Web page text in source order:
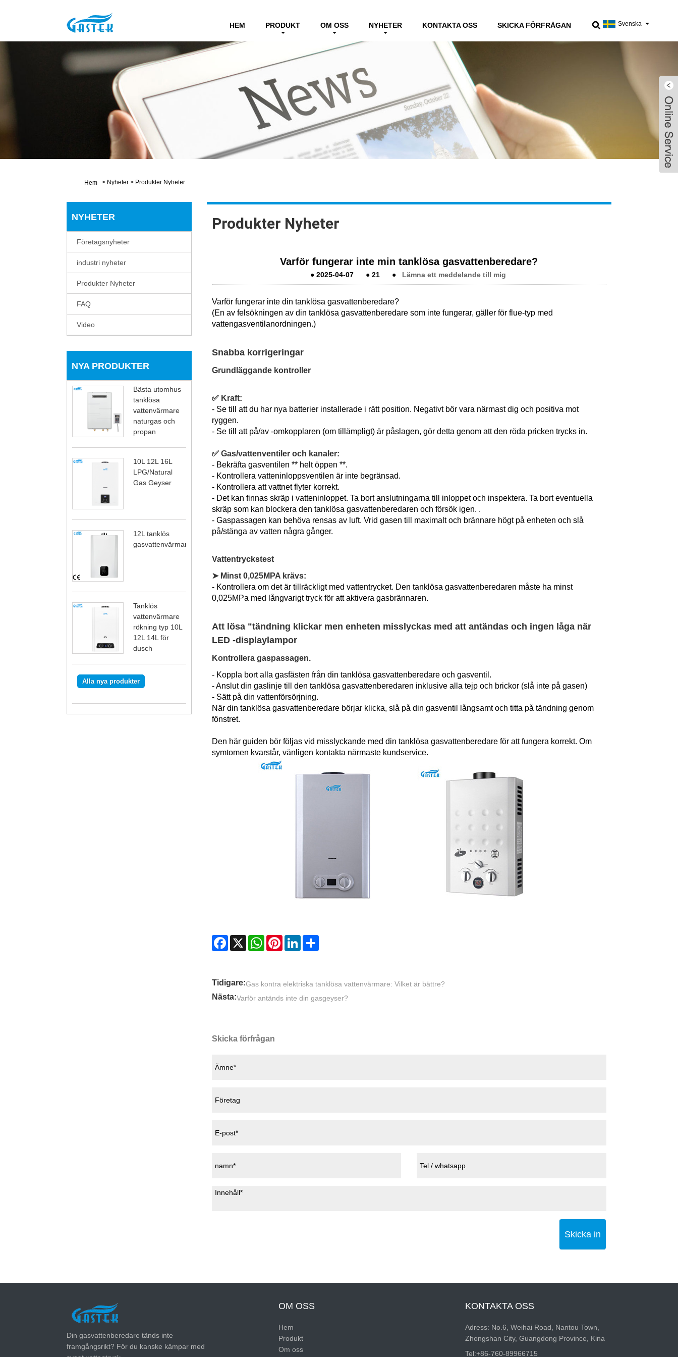
Svenska
HEM PRODUKT OM OSS NYHETER KONTAKTA OSS SKICKA FÖRFRÅGAN
Hem > Nyheter > Produkter Nyheter
NYHETER
Företagsnyheter
industri nyheter
Produkter Nyheter
FAQ
Video
NYA PRODUKTER
Bästa utomhus
tanklösa
vattenvärmare
naturgas och
propan
10L 12L 16L
LPG/Natural
Gas Geyser
12L tanklös
gasvattenvärmare
Tanklös
vattenvärmare
rökning typ 10L
12L 14L för
dusch
Alla nya produkter
Produkter Nyheter
Varför fungerar inte min tanklösa gasvattenberedare?
● 2025-04-07 ● 21 ● Lämna ett meddelande till mig
Varför fungerar inte din tanklösa gasvattenberedare?
(En av felsökningen av din tanklösa gasvattenberedare som inte fungerar, gäller för flue-typ med
vattengasventilanordningen.)
Snabba korrigeringar
Grundläggande kontroller
✅ Kraft:
- Se till att du har nya batterier installerade i rätt position. Negativt bör vara närmast dig och positiva mot
ryggen.
- Se till att på/av -omkopplaren (om tillämpligt) är påslagen, gör detta genom att den röda pricken trycks in.
✅ Gas/vattenventiler och kanaler:
- Bekräfta gasventilen ** helt öppen **.
- Kontrollera vatteninloppsventilen är inte begränsad.
- Kontrollera att vattnet flyter korrekt.
- Det kan finnas skräp i vatteninloppet. Ta bort anslutningarna till inloppet och inspektera. Ta bort eventuella
skräp som kan blockera den tanklösa gasvattenberedaren och försök igen. .
- Gaspassagen kan behöva rensas av luft. Vrid gasen till maximalt och brännare högt på enheten och slå
på/stänga av vatten några gånger.
Vattentryckstest
➤ Minst 0,025MPA krävs:
- Kontrollera om det är tillräckligt med vattentrycket. Den tanklösa gasvattenberedaren måste ha minst
0,025MPa med långvarigt tryck för att aktivera gasbrännaren.
Att lösa "tändning klickar men enheten misslyckas med att antändas och ingen låga när
LED -displaylampor
Kontrollera gaspassagen.
- Koppla bort alla gasfästen från din tanklösa gasvattenberedare och gasventil.
- Anslut din gaslinje till den tanklösa gasvattenberedaren inklusive alla tejp och brickor (slå inte på gasen)
- Sätt på din vattenförsörjning.
När din tanklösa gasvattenberedare börjar klicka, slå på din gasventil långsamt och titta på tändning genom
fönstret.
Den här guiden bör följas vid misslyckande med din tanklösa gasvattenberedare för att fungera korrekt. Om
symtomen kvarstår, vänligen kontakta närmaste kundservice.
Facebook
X WhatsAppPinterestLinkedInShare
Tidigare:Gas kontra elektriska tanklösa vattenvärmare: Vilket är bättre?
Nästa:Varför antänds inte din gasgeyser?
Skicka förfrågan
Skicka in
KONTAKTA OSS
Adress: No.6, Weihai Road, Nantou Town,
Zhongshan City, Guangdong Province, Kina
Tel:+86-760-89966715
OM OSS
Hem
Produkt
Om oss
SENASTE NYTT
Din gasvattenberedare tänds inte
framgångsrikt? För du kanske kämpar med